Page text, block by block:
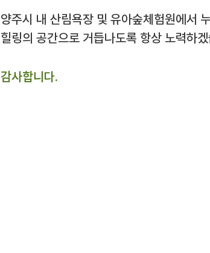
양주시 내 산림욕장 및 유아숲체험원에서
힐링의 공간으로 거듭나도록 항상 노력하
감사합니다.